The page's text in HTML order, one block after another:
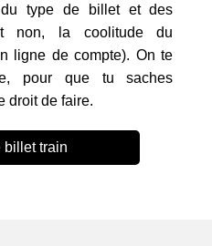
du type de billet et des
non, la coolitude du
ligne de compte). On te
pour que tu saches
droit de faire.
billet train